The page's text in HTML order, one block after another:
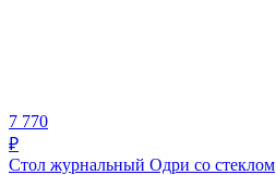
7 770
₽
Стол журнальный Одри со стеклом